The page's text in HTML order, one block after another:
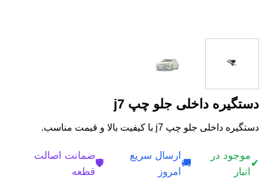
دستگیره داخلی جلو چپ j7
دستگیره داخلی جلو چپ j7 با کیفیت بالا و قیمت مناسب.
✔
موجود در
انبار
🚚
ارسال سریع
امروز
🛡️
ضمانت اصالت
قطعه